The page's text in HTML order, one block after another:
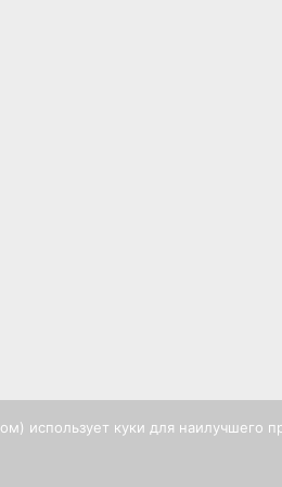
использует куки для наилучшего